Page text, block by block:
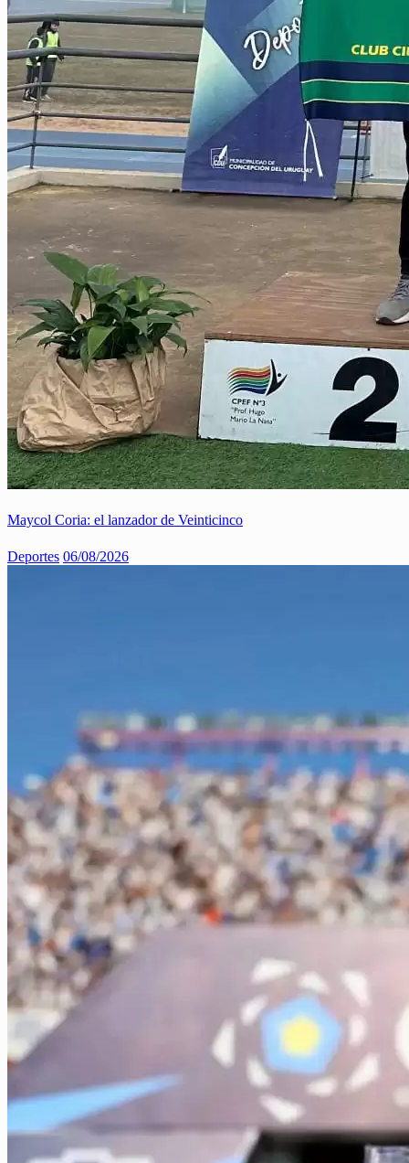
Maycol Coria: el lanzador de Veinticinco
Deportes 06/08/2026